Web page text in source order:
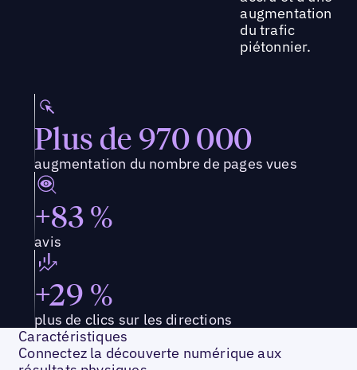
augmentation
du trafic
piétonnier.
Plus de 970 000
augmentation du nombre de pages vues
+83 %
avis
+29 %
plus de clics sur les directions
Caractéristiques
Connectez la découverte numérique aux